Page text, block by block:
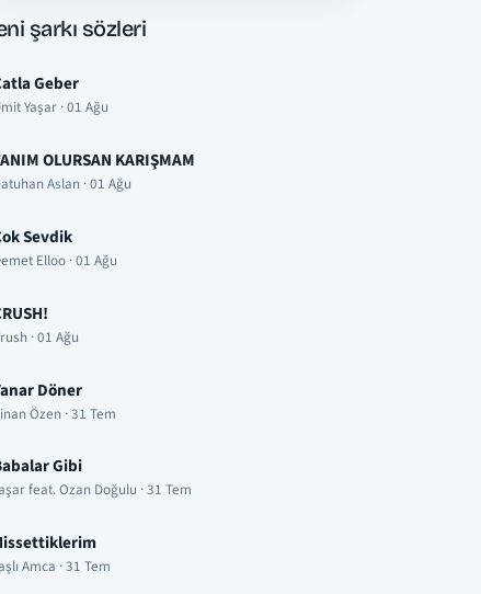
şarkı sözleri
Geber
Yaşar · 01 Ağu
OLURSAN KARIŞMAM
Aslan · 01 Ağu
Sevdik
Elloo · 01 Ağu
· 01 Ağu
Döner
Özen · 31 Tem
Gibi
feat. Ozan Doğulu · 31 Tem
Amca · 31 Tem